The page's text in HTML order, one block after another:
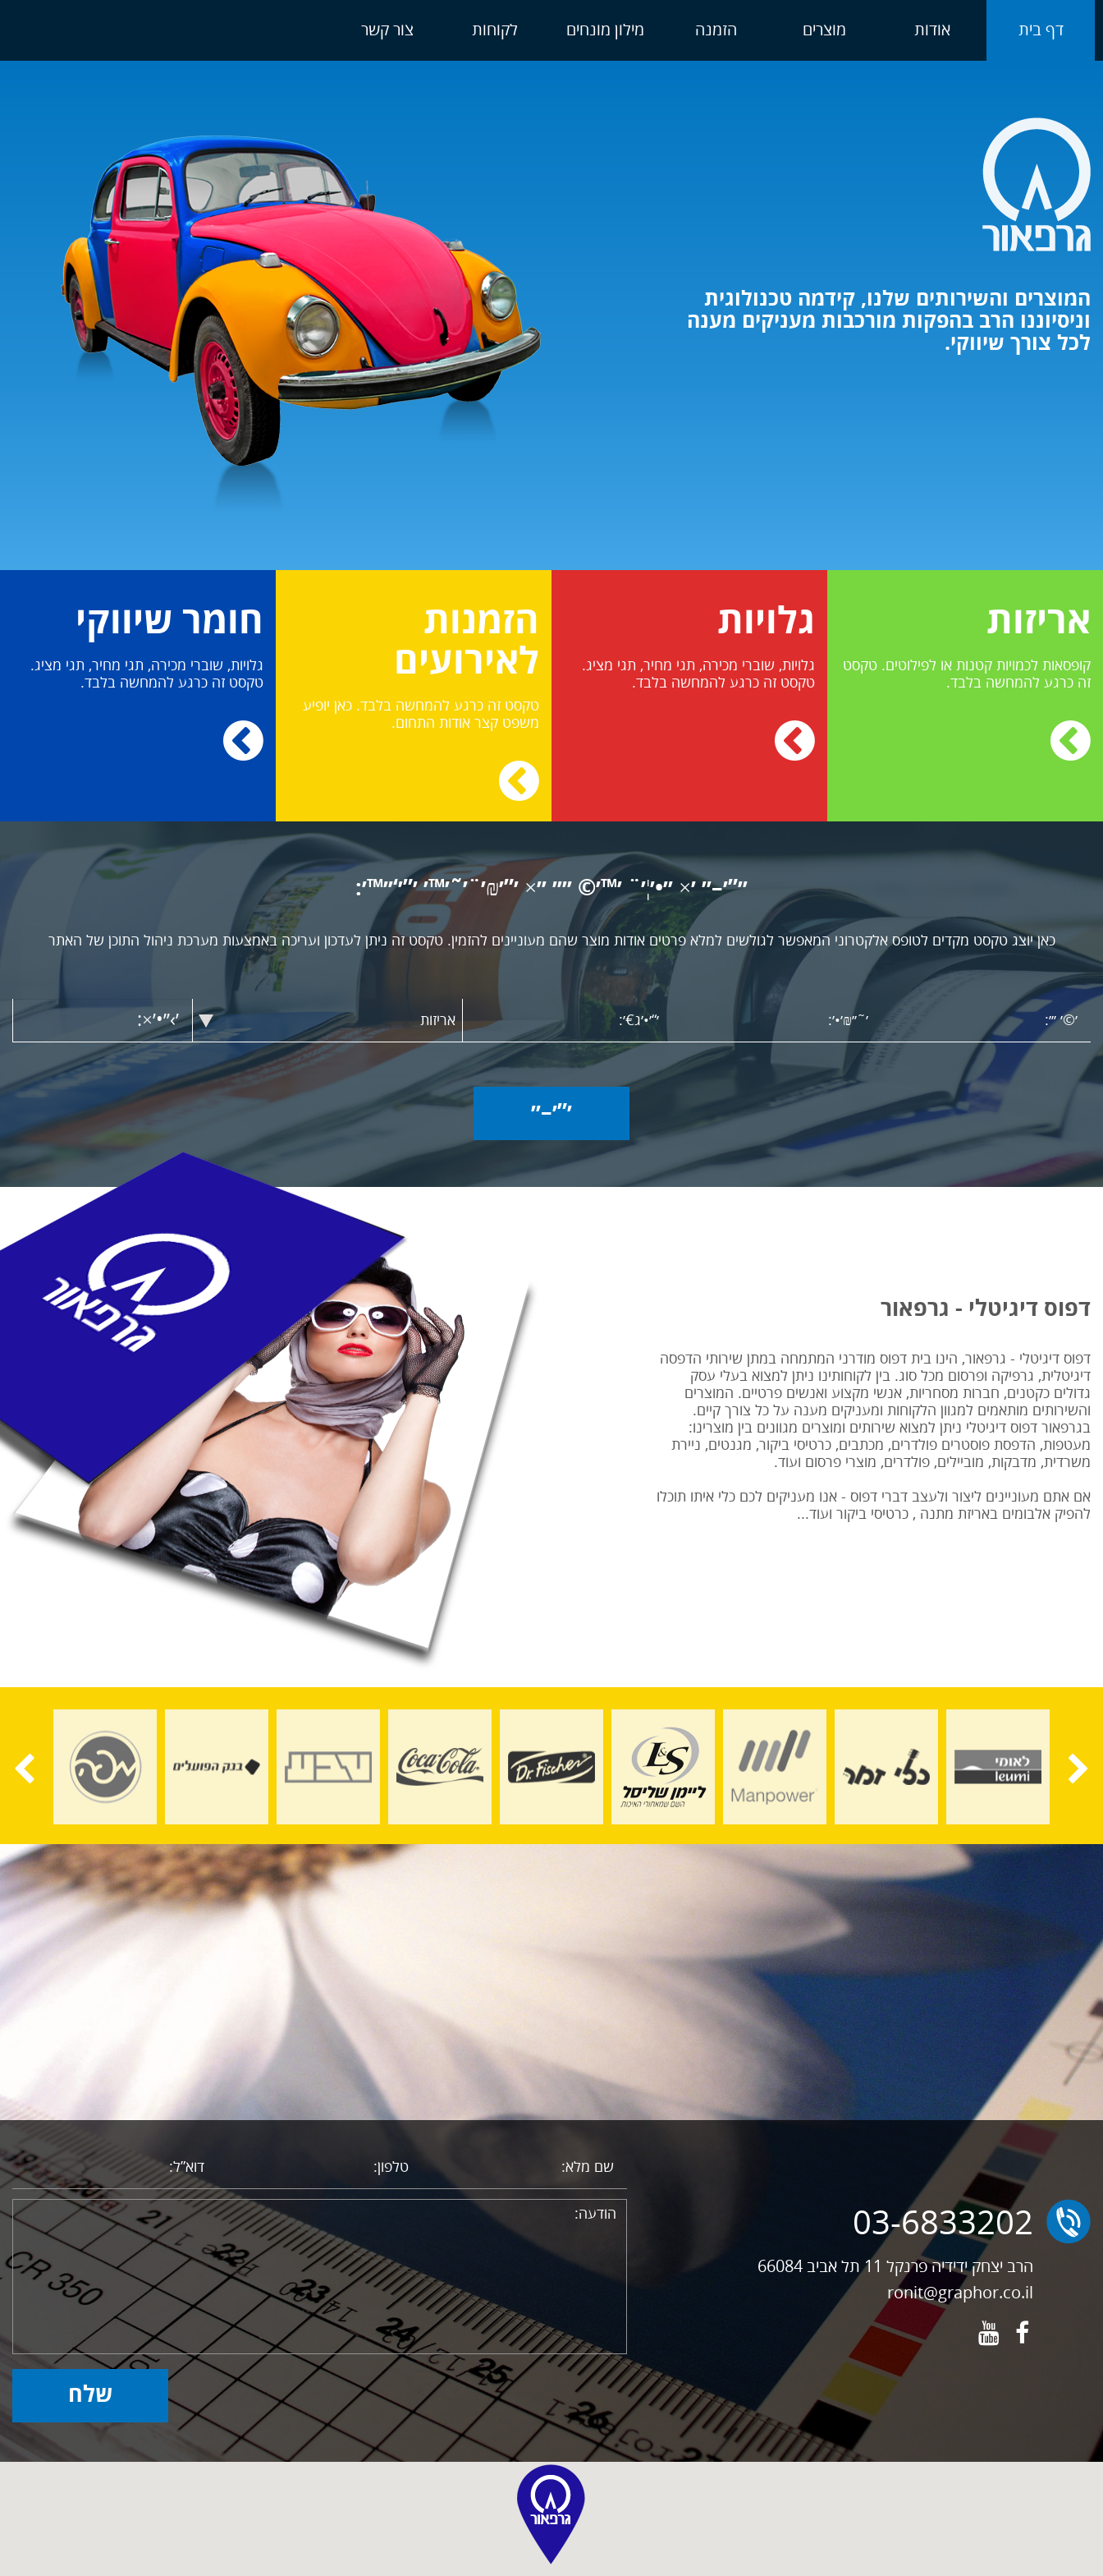
דף בית אודות מוצרים הזמנה מילון מונחים לקוחות צור קשר
גרפאור מתמחה במתן שירותי דפוס מכל סוג
וכמות- מבודדים ועד עשרות אלפים
המוצרים והשירותים שלנו, קידמה טכנולוגית
וניסיוננו הרב בהפקות מורכבות מעניקים מענה
לכל צורך שיווקי.
גרפאור נוסדה ב 1955. למעלה מ-60 שנות עשייה
ואלפי לקוחות מרוצים.
אריזות
קופסאות לכמויות קטנות או לפילוטים. טקסט
זה כרגע להמחשה בלבד.
גלויות
גלויות, שוברי מכירה, תגי מחיר, תגי מציג.
טקסט זה כרגע להמחשה בלבד.
הזמנות
לאירועים
טקסט זה כרגע להמחשה בלבד. כאן יופיע
משפט קצר אודות התחום.
חומר שיווקי
גלויות, שוברי מכירה, תגי מחיר, תגי מציג.
טקסט זה כרגע להמחשה בלבד.
׳׳”׳–׳׳ ׳× ׳׳•׳¦׳¨ ׳™׳© ׳׳׳׳ ׳׳× ׳”׳₪׳¨׳˜׳™׳ ׳”׳‘׳׳™׳:
כאן יוצג טקסט מקדים לטופס אלקטרוני המאפשר לגולשים למלא פרטים אודות מוצר שהם מעוניינים להזמין. טקסט זה ניתן לעדכון ועריכה באמצעות מערכת ניהול התוכן של האתר
אריזות
דפוס דיגיטלי - גרפאור
דפוס דיגיטלי - גרפאור, הינו בית דפוס מודרני המתמחה במתן שירותי הדפסה
דיגיטלית, גרפיקה ופרסום מכל סוג. בין לקוחותינו ניתן למצוא בעלי עסק
גדולים כקטנים, חברות מסחריות, אנשי מקצוע ואנשים פרטיים. המוצרים
והשירותים מותאמים למגוון הלקוחות ומעניקים מענה על כל צורך קיים.
בגרפאור דפוס דיגיטלי ניתן למצוא שירותים ומוצרים מגוונים בין מוצרינו:
מעטפות, הדפסת פוסטרים פולדרים, מכתבים, כרטיסי ביקור, מגנטים, ניירת
משרדית, מדבקות, מוביילים, פולדרים, מוצרי פרסום ועוד.
אם אתם מעוניינים ליצור ולעצב דברי דפוס - אנו מעניקים לכם כלי איתו תוכלו
להפיק אלבומים באריזת מתנה , כרטיסי ביקור ועוד...
03-6833202
הרב יצחק ידידיה פרנקל 11 תל אביב 66084
ronit@graphor.co.il